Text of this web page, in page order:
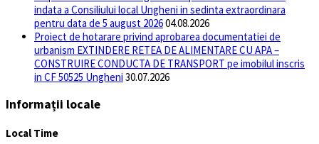
indata a Consiliului local Ungheni in sedinta extraordinara
pentru data de 5 august 202604.08.2026
Proiect de hotarare privind aprobarea documentatiei de
urbanism EXTINDERE RETEA DE ALIMENTARE CU APA –
CONSTRUIRE CONDUCTA DE TRANSPORT pe imobilul inscris
in CF 50525 Ungheni 30.07.2026
Informații locale
Local Time